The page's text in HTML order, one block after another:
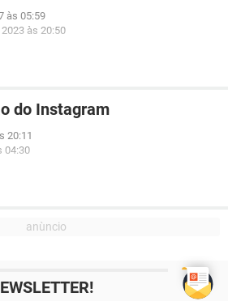
às 05:59
às 20:50
do Instagram
20:11
04:30